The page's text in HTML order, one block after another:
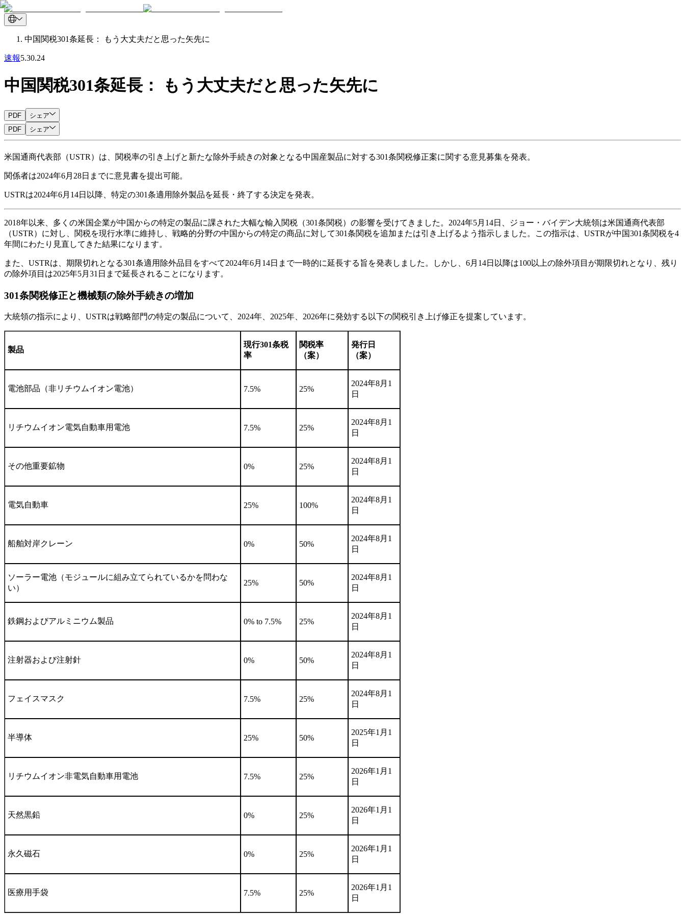
中国関税301条延長： もう大丈夫だと思った矢先に
速報5.30.24
中国関税301条延長： もう大丈夫だと思った矢先に
PDF
シェア
PDF
シェア
米国通商代表部（USTR）は、関税率の引き上げと新たな除外手続きの対象となる中国産製品に対する301条関税修正案に関する意見募集を発表。
関係者は2024年6月28日までに意見書を提出可能。
USTRは2024年6月14日以降、特定の301条適用除外製品を延長・終了する決定を発表。
2018年以来、多くの米国企業が中国からの特定の製品に課された大幅な輸入関税（301条関税）の影響を受けてきました。2024年5月14日、ジョー・バイデン大統領は米国通商代表部
（USTR）に対し、関税を現行水準に維持し、戦略的分野の中国からの特定の商品に対して301条関税を追加または引き上げるよう指示しました。この指示は、USTRが中国301条関税を4
年間にわたり見直してきた結果になります。
また、USTRは、期限切れとなる301条適用除外品目をすべて2024年6月14日まで一時的に延長する旨を発表しました。しかし、6月14日以降は100以上の除外項目が期限切れとなり、残り
の除外項目は2025年5月31日まで延長されることになります。
301条関税修正と機械類の除外手続きの増加
大統領の指示により、USTRは戦略部門の特定の製品について、2024年、2025年、2026年に発効する以下の関税引き上げ修正を提案しています。
製品
現行301条税
率
関税率
（案）
発行日
（案）
電池部品（非リチウムイオン電池） 7.5% 25%
2024年8月1
日
リチウムイオン電気自動車用電池 7.5% 25%
2024年8月1
日
その他重要鉱物 0% 25%
2024年8月1
日
電気自動車 25% 100%
2024年8月1
日
船舶対岸クレーン 0% 50%
2024年8月1
日
ソーラー電池（モジュールに組み立てられているかを問わな
い）
25% 50%
2024年8月1
日
鉄鋼およびアルミニウム製品 0% to 7.5% 25%
2024年8月1
日
注射器および注射針 0% 50%
2024年8月1
日
フェイスマスク 7.5% 25%
2024年8月1
日
半導体 25% 50%
2025年1月1
日
リチウムイオン非電気自動車用電池 7.5% 25%
2026年1月1
日
天然黒鉛 0% 25%
2026年1月1
日
永久磁石 0% 25%
2026年1月1
日
医療用手袋 7.5% 25%
2026年1月1
日